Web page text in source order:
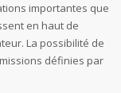
importantes que
en haut de
La possibilité de
définies par